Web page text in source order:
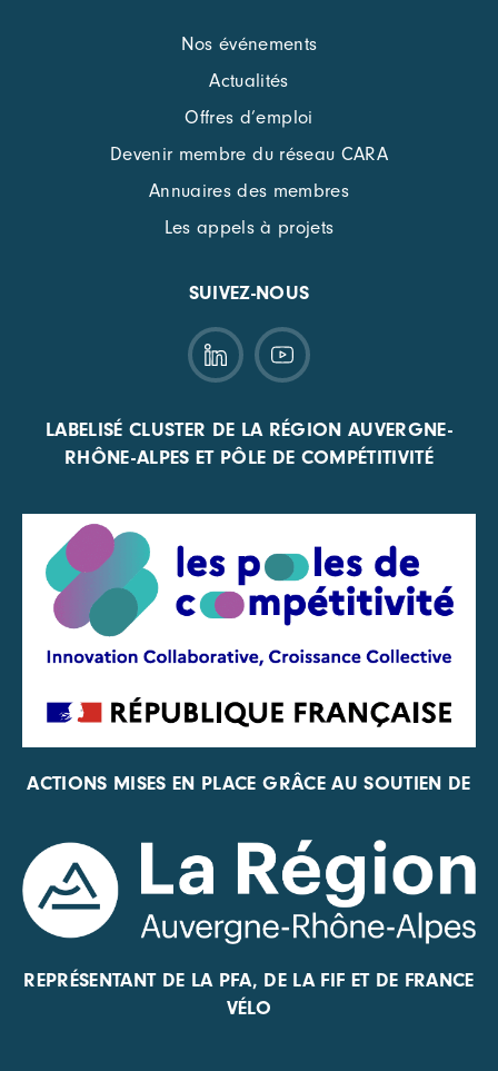
Nos événements
Actualités
Offres d’emploi
Devenir membre du réseau CARA
Annuaires des membres
Les appels à projets
SUIVEZ-NOUS
LABELISÉ CLUSTER DE LA RÉGION AUVERGNE-
RHÔNE-ALPES ET PÔLE DE COMPÉTITIVITÉ
ACTIONS MISES EN PLACE GRÂCE AU SOUTIEN DE
REPRÉSENTANT DE LA PFA, DE LA FIF ET DE FRANCE
VÉLO